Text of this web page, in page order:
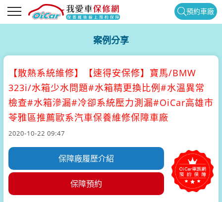
預約車廠
案例分享
【散熱系統維修】
【速得安保修】寶馬/BMW
323i/水箱少水問題#水箱精更換比例#水溫異常
檢查#水箱滲漏#冷卻系統壓力測漏#OiCar高雄市
苓雅區推薦歐系汽車保養維修保障車廠
2020-10-22 09:47
保障廠履歷介紹
保障預約